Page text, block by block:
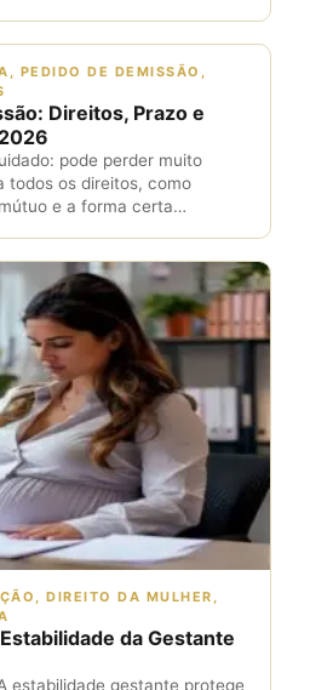
PEDIDO DE DEMISSÃO,
Direitos, Prazo e
pode perder muito
todos os direitos, como
e a forma certa…
DIREITO DA MULHER,
da Gestante
estabilidade gestante protege